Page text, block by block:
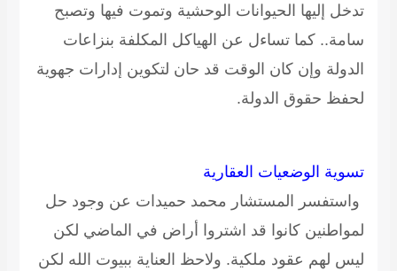
تدخل إليها الحيوانات الوحشية وتموت فيها وتصبح
سامة.. كما تساءل عن الهياكل المكلفة بنزاعات
الدولة وإن كان الوقت قد حان لتكوين إدارات جهوية
لحفظ حقوق الدولة.
تسوية الوضعيات العقارية
واستفسر المستشار محمد حميدات عن وجود حل
لمواطنين كانوا قد اشتروا أراض في الماضي لكن
ليس لهم عقود ملكية. ولاحظ العناية ببيوت الله لكن